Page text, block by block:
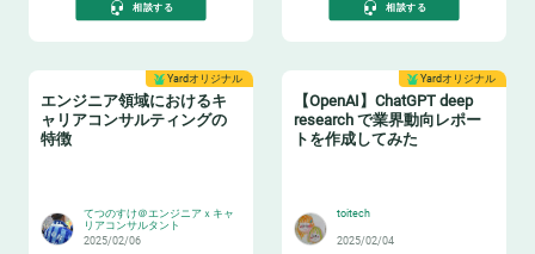
相談する 相談する
Yardオリジナル
エンジニア領域におけるキ
ャリアコンサルティングの
特徴
てつのすけ＠エンジニアｘキャ
リアコンサルタント
2025/02/06
Yardオリジナル
【OpenAI】ChatGPT deep
research で業界動向レポー
トを作成してみた
toitech
2025/02/04